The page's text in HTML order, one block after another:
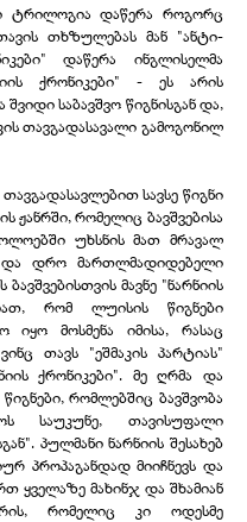
ტრილოგია დაწერა როგორც
თხზულებას მან "ანტი-
დაწერა ინგლისელმა
ქრონიკები" - ეს არის
საბავშვო წიგნისგან და,
თავგადასავალი გამოგონილ
სავსე წიგნი
რომელიც ბავშვებისა
უხსნის მათ მრავალ
და დრო მართლმადიდებელი
მავნე "ნარნიის
რომ ლუისის წიგნები
იყო მოსმენა იმისა, რასაც
თავს "ეშმაკის პარტიას"
ქრონიკები". მე ღრმა და
რომლებშიც ბავშვობა
საუკუნე, თავისუფალი
პულმანი ნარნიის შესახებ
პროპაგანდად მიიჩნევს და
ყველაზე მახინჯ და შხამიან
რომელიც კი ოდესმე